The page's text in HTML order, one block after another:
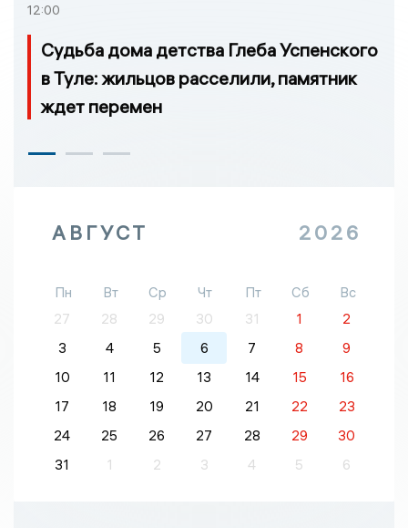
12:00
Судьба дома детства Глеба Успенского
в Туле: жильцов расселили, памятник
ждет перемен
АВГУСТ 2026
Пн Вт Ср Чт Пт Сб
Вс
27
28 29 30 31 1
2
3
4 5 6 7 8
9
10
11 12 13 14 15
16
17
18 19 20 21 22
23
24
25 26 27 28 29
30
31
1 2 3 4 5 6